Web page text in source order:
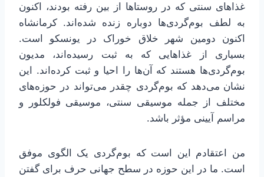
غذاهای سنتی که در روستاها از بین رفته بودند، اکنون
به لطف بوم‌گردی‌ها دوباره زنده شده‌اند. کرمانشاه
اکنون دومین شهر خلاق خوراک در یونسکو است.
بسیاری از غذاهایی که به ثبت رسیده‌اند، مدیون
بوم‌گردی‌ها هستند که آن‌ها را احیا و ثبت کرده‌اند. این
نشان می‌دهد که بوم‌گردی چقدر می‌تواند در حوزه‌های
مختلف از جمله موسیقی سنتی، موسیقی فولکلور و
مراسم آیینی مؤثر باشد.
من اعتقادم این است که بوم‌گردی یک الگوی موفق
است. ما در این حوزه در سطح جهانی حرف برای گفتن